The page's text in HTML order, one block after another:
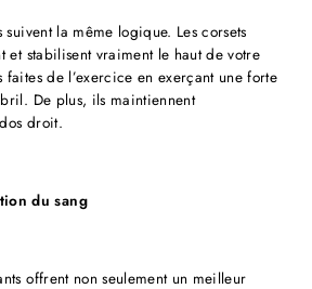
suivent la même logique. Les corsets
et stabilisent vraiment le haut de votre
de l’exercice en exerçant une forte
De plus, ils maintiennent
droit.
du sang
offrent non seulement un meilleur